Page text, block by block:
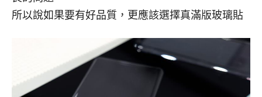
所以說如果要有好品質，更應該選擇真滿版玻璃貼